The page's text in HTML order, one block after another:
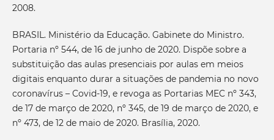
2008.
BRASIL. Ministério da Educação. Gabinete do Ministro.
Portaria nº 544, de 16 de junho de 2020. Dispõe sobre a
substituição das aulas presenciais por aulas em meios
digitais enquanto durar a situações de pandemia no novo
coronavírus – Covid-19, e revoga as Portarias MEC nº 343,
de 17 de março de 2020, nº 345, de 19 de março de 2020, e
nº 473, de 12 de maio de 2020. Brasília, 2020.